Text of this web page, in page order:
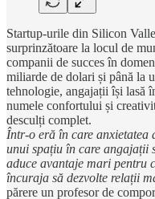
Startup-urile din Silicon
surprinzătoare la locul de
companii de succes în
miliarde de dolari și până la
tehnologie, angajații își lasă
numele confortului și
desculți complet.
Într-o eră în care anxietatea
unui spațiu în care angajații
aduce avantaje mari pentru
încuraja să dezvolte relații
părere un profesor de